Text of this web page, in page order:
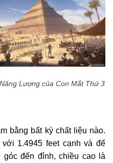
Lượng của Con Mắt Thứ 3
bằng bất kỳ chất liệu nào.
1.4945 feet cạnh và đế
đến đỉnh, chiều cao là